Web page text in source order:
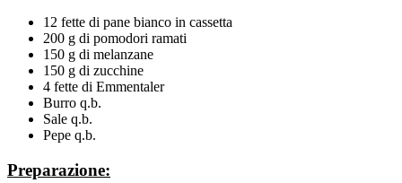
12 fette di pane bianco in cassetta
200 g di pomodori ramati
150 g di melanzane
150 g di zucchine
4 fette di Emmentaler
Burro q.b.
Sale q.b.
Pepe q.b.
Preparazione: